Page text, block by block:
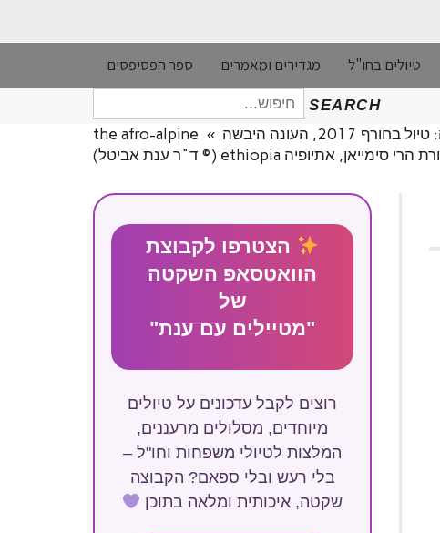
טיולים בחו"ל מגדירים ומאמרים ספר הפסיפסים
SEARCH
חיפוש
עבור:
העונה היבשה »
the afro-alpine
הצטרפו לקבוצת
הוואטסאפ השקטה
של
"מטיילים עם ענת"
רוצים לקבל עדכונים על טיולים
מיוחדים, מסלולים מרעננים,
המלצות לטיולי משפחות וחו"ל –
בלי רעש ובלי ספאם? הקבוצה
שקטה, איכותית ומלאה בתוכן